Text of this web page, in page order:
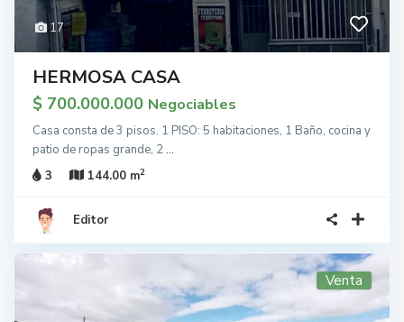
17
HERMOSA CASA
$ 700.000.000 Negociables
Casa consta de 3 pisos. 1 PISO: 5 habitaciones, 1 Baño, cocina y
patio de ropas grande, 2...
3
144.00 m2
Editor
Venta